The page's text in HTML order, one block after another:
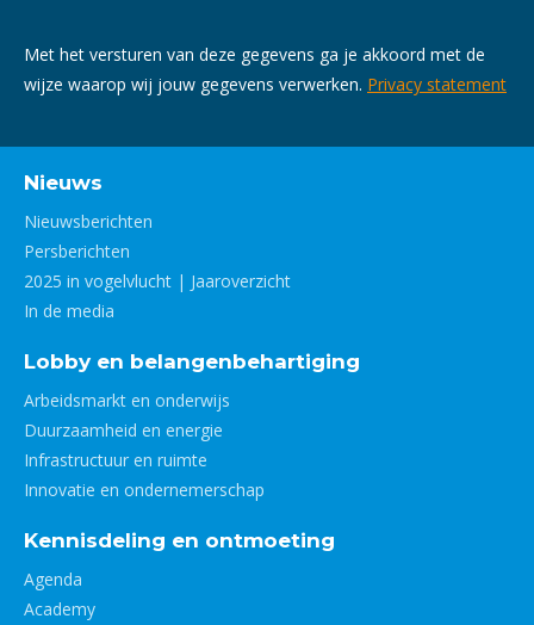
Met het versturen van deze gegevens ga je akkoord met de
wijze waarop wij jouw gegevens verwerken. Privacy statement
Nieuws
Nieuwsberichten
Persberichten
2025 in vogelvlucht | Jaaroverzicht
In de media
Lobby en belangenbehartiging
Arbeidsmarkt en onderwijs
Duurzaamheid en energie
Infrastructuur en ruimte
Innovatie en ondernemerschap
Kennisdeling en ontmoeting
Agenda
Academy